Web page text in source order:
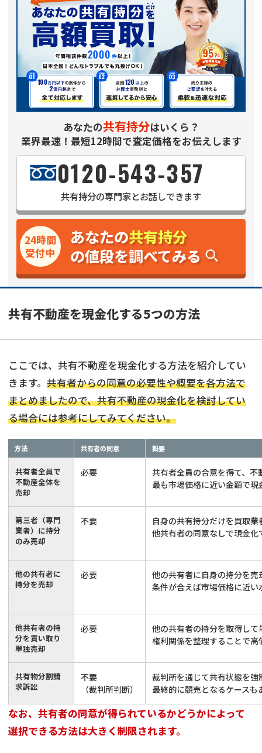
あなたの共有持分はいくら？
業界最速！最短12時間で査定価格をお伝えします
0120-543-357
共有持分の専門家とお話しできます
あなたの共有持分
の値段を調べてみる
24時間
受付中
共有不動産を現金化する5つの方法
ここでは、共有不動産を現金化する方法を紹介してい
きます。 共有者からの同意の必要性や概要を各方法で
まとめましたので、共有不動産の現金化を検討してい
る場合には参考にしてみてください。
方法 共有者の同意 概要
共有者全員で
不動産全体を
売却
必要
共有者全員の合意を得て、
最も市場価格に近い金額で現
第三者（専門
業者）に持分
のみ売却
不要
自身の共有持分だけを買取
他共有者の同意なしで現金化
他の共有者に
持分を売却
必要
他の共有者に自身の持分を売
条件が合えば市場価格に近
他共有者の持
分を買い取り
単独売却
必要
他の共有者の持分を取得し
権利関係を整理することで高
共有物分割請
求訴訟
不要
（裁判所判断）
裁判所を通じて共有状態を
最終的に競売となるケースも
なお、共有者の同意が得られているかどうかによって
選択できる方法は大きく制限されます。